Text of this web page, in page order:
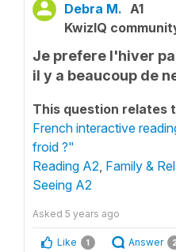
Debra M. A1
KwizIQ
Je prefere l'hiver
il y a beaucoup de
This question relates
French interactive
froid ?"
Reading A2, Family &
Seeing A2
Asked 5 years ago
Like 1 Answer 2